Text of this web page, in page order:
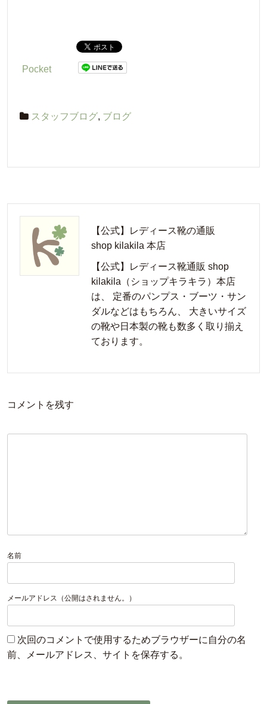
Pocket
スタッフブログ, ブログ
【公式】レディース靴の通販
shop kilakila 本店
【公式】レディース靴通販 shop
kilakila（ショップキラキラ）本店
は、 定番のパンプス・ブーツ・サン
ダルなどはもちろん、 大きいサイズ
の靴や日本製の靴も数多く取り揃え
ております。
コメントを残す
名前
メールアドレス（公開はされません。）
次回のコメントで使用するためブラウザーに自分の名
前、メールアドレス、サイトを保存する。